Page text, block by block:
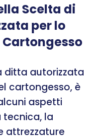
Scelta di
per lo
ditta autorizzata
cartongesso, è
aspetti
la
attrezzature